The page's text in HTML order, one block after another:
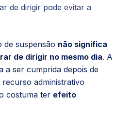
de dirigir pode evitar a
de suspensão não significa
de dirigir no mesmo dia. A
a ser cumprida depois de
administrativo
costuma ter efeito